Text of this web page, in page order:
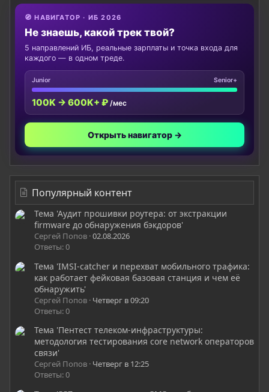
🧭 НАВИГАТОР · ИБ 2026
Не знаешь, какой трек твой?
5 направлений ИБ, реальные зарплаты и точка входа для
каждого — в одном треде.
Junior Senior+
100K → 600K+ ₽ /мес
Открыть навигатор →
Популярный контент
Тема 'Аудит прошивки роутера: от экстракции
firmware до обнаружения бэкдоров'
Сергей Попов 02.08.2026
Ответы: 0
Тема 'IMSI-catcher и перехват мобильного трафика:
как работает фейковая базовая станция и чем её
обнаружить'
Сергей Попов Четверг в 09:20
Ответы: 0
Тема 'Пентест телеком-инфраструктуры:
методология тестирования core network операторов
связи'
Сергей Попов Четверг в 12:25
Ответы: 0